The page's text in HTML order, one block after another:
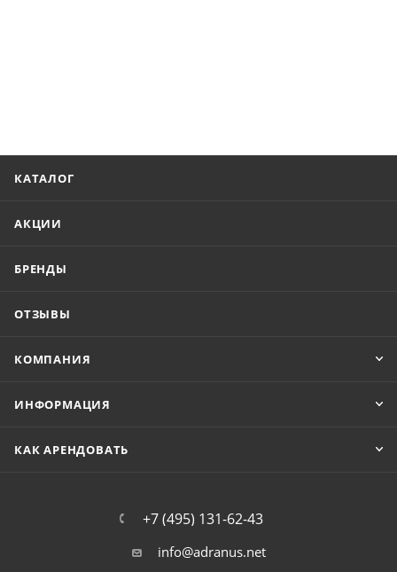
КАТАЛОГ
АКЦИИ
БРЕНДЫ
ОТЗЫВЫ
КОМПАНИЯ
ИНФОРМАЦИЯ
КАК АРЕНДОВАТЬ
+7 (495) 131-62-43
info@adranus.net